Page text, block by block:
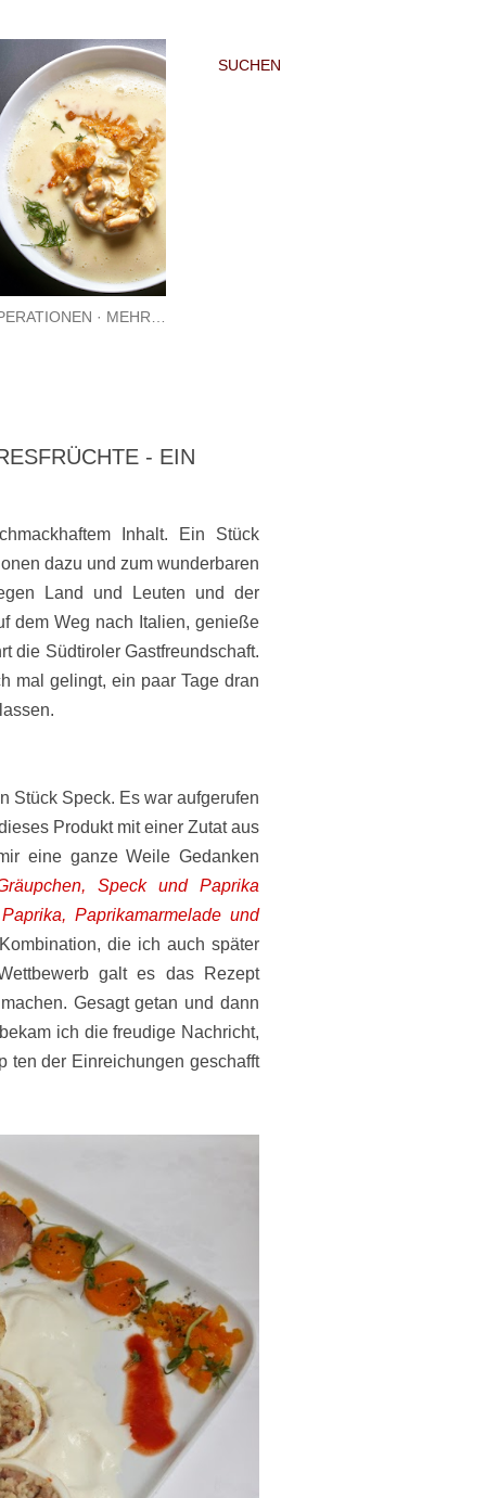
SUCHEN
MEHR…
- EIN
Inhalt. Ein Stück
dazu und zum wunderbaren
Land und Leuten und der
dem Weg nach Italien, genieße
die Südtiroler Gastfreundschaft.
mal gelingt, ein paar Tage dran
Stück Speck. Es war aufgerufen
Produkt mit einer Zutat aus
eine ganze Weile Gedanken
Speck und Paprika
Paprikamarmelade und
die ich auch später
galt es das Rezept
Gesagt getan und dann
ich die freudige Nachricht,
ten der Einreichungen geschafft